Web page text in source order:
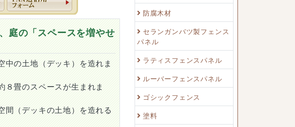
庭の「スペースを増やせ
中の土地（デッキ）を造れま
畳のスペースが生まれま
間（デッキの土地）を造れる
防腐木材
セランガンバツ製フェンス
パネル
ラティスフェンスパネル
ルーバーフェンスパネル
ゴシックフェンス
塗料